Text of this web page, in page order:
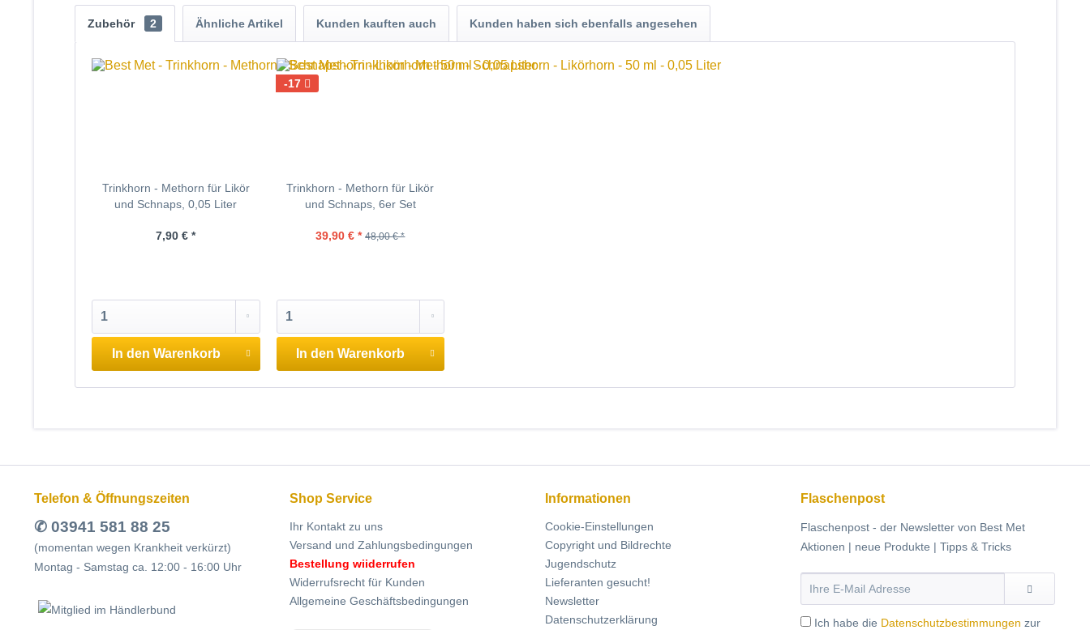
Zubehör 2 Ähnliche Artikel Kunden kauften auch Kunden haben sich ebenfalls angesehen
Trinkhorn - Methorn für Likör
und Schnaps, 0,05 Liter
7,90 € *
In den Warenkorb
-17
Trinkhorn - Methorn für Likör
und Schnaps, 6er Set
39,90 € * 48,00 € *
In den Warenkorb
Telefon & Öffnungszeiten
✆ 03941 581 88 25
(momentan wegen Krankheit verkürzt)
Montag - Samstag ca. 12:00 - 16:00 Uhr
Shop Service
Ihr Kontakt zu uns
Versand und Zahlungsbedingungen
Bestellung wiiderrufen
Widerrufsrecht für Kunden
Allgemeine Geschäftsbedingungen
Informationen
Cookie-Einstellungen
Copyright und Bildrechte
Jugendschutz
Lieferanten gesucht!
Newsletter
Datenschutzerklärung
Flaschenpost
Flaschenpost - der Newsletter von Best Met
Aktionen | neue Produkte | Tipps & Tricks
Ich habe die Datenschutzbestimmungen zur